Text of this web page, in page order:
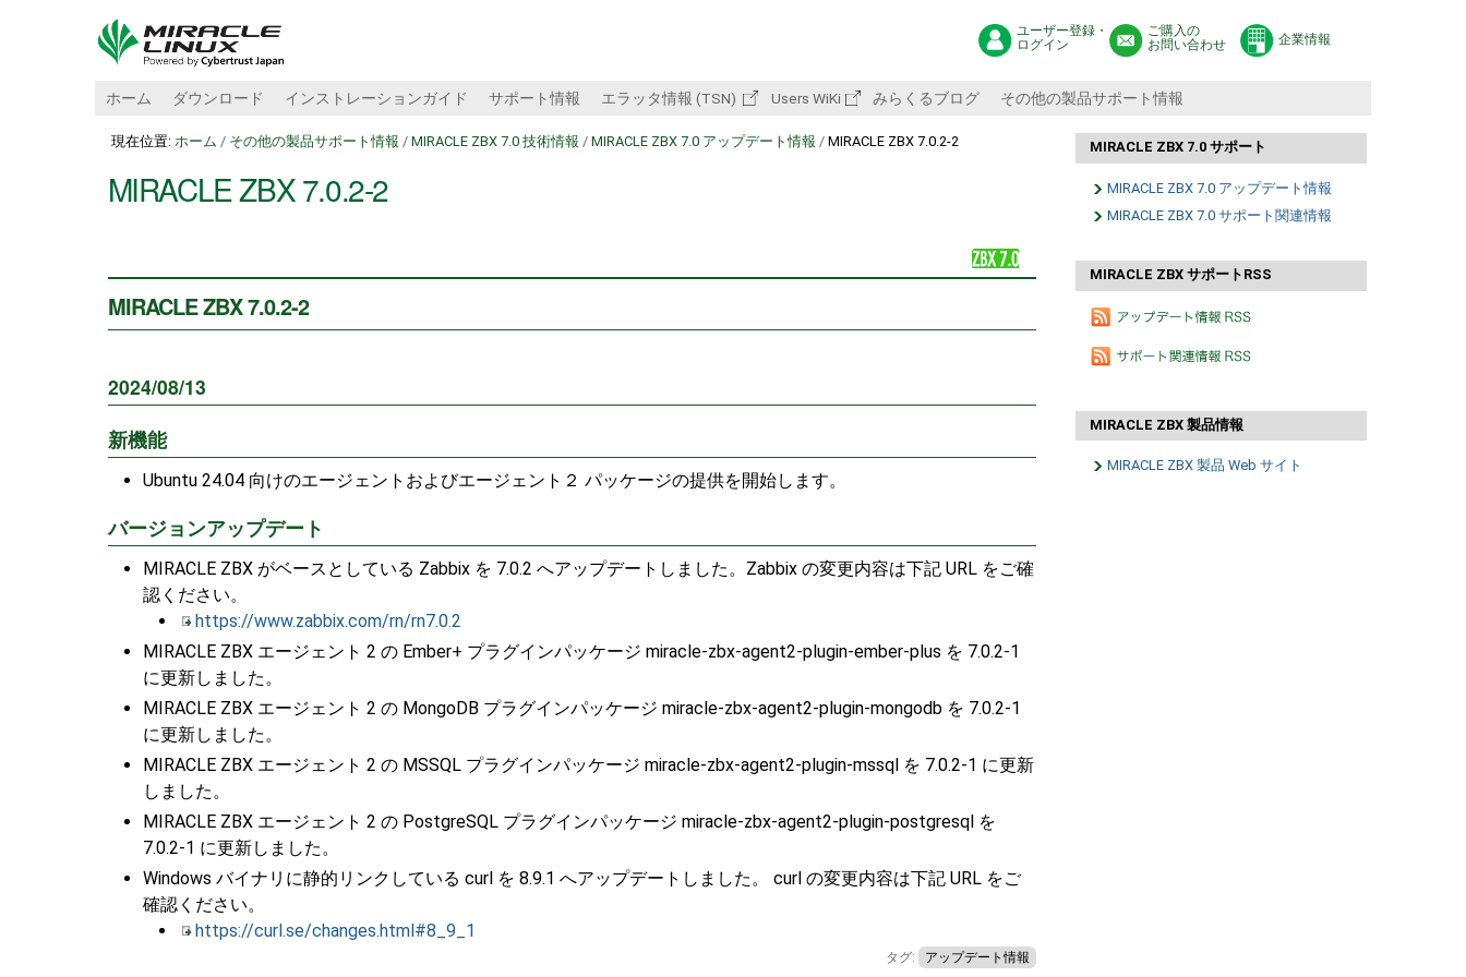
ユーザー登録・
ログイン
ご購入の
お問い合わせ
企業情報
ホーム ダウンロード インストレーションガイド サポート情報 エラッタ情報 (TSN) Users WiKi みらくるブログ その他の製品サポート情報
現在位置: ホーム / その他の製品サポート情報 / MIRACLE ZBX 7.0 技術情報 / MIRACLE ZBX 7.0 アップデート情報 / MIRACLE ZBX 7.0.2-2
MIRACLE ZBX 7.0.2-2
MIRACLE ZBX 7.0.2-2
2024/08/13
新機能
Ubuntu 24.04 向けのエージェントおよびエージェント２ パッケージの提供を開始します。
バージョンアップデート
MIRACLE ZBX がベースとしている Zabbix を 7.0.2 へアップデートしました。Zabbix の変更内容は下記 URL をご確
認ください。
https://www.zabbix.com/rn/rn7.0.2
MIRACLE ZBX エージェント 2 の Ember+ プラグインパッケージ miracle-zbx-agent2-plugin-ember-plus を 7.0.2-1
に更新しました。
MIRACLE ZBX エージェント 2 の MongoDB プラグインパッケージ miracle-zbx-agent2-plugin-mongodb を 7.0.2-1
に更新しました。
MIRACLE ZBX エージェント 2 の MSSQL プラグインパッケージ miracle-zbx-agent2-plugin-mssql を 7.0.2-1 に更新
しました。
MIRACLE ZBX エージェント 2 の PostgreSQL プラグインパッケージ miracle-zbx-agent2-plugin-postgresql を
7.0.2-1 に更新しました。
Windows バイナリに静的リンクしている curl を 8.9.1 へアップデートしました。 curl の変更内容は下記 URL をご
確認ください。
https://curl.se/changes.html#8_9_1
タグ: アップデート情報
MIRACLE ZBX 7.0 サポート
MIRACLE ZBX 7.0 アップデート情報
MIRACLE ZBX 7.0 サポート関連情報
MIRACLE ZBX サポートRSS
MIRACLE ZBX 製品情報
MIRACLE ZBX 製品 Web サイト